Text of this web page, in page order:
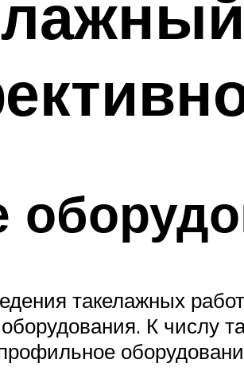
такелажных
К числу